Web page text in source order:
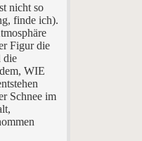
nicht so
finde ich).
Figur die
die
WIE
Schnee im